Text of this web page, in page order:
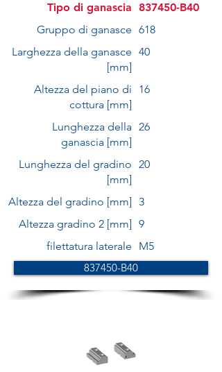
Tipo di ganascia
837450-B40
Gruppo di ganasce 618
Larghezza della ganasce
[mm]
40
Altezza del piano di
cottura [mm]
16
Lunghezza della
ganascia [mm]
26
Lunghezza del gradino
[mm]
20
Altezza del gradino [mm] 3
Altezza gradino 2 [mm] 9
filettatura laterale
M5
837450-B40